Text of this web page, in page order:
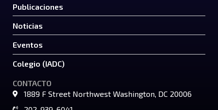
Publicaciones
Noticias
Eventos
Colegio (IADC)
CONTACTO
1889 F Street Northwest Washington, DC 20006